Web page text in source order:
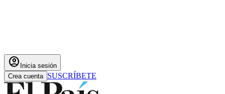
account_circle Inicia sesión
Crea cuenta SUSCRÍBETE